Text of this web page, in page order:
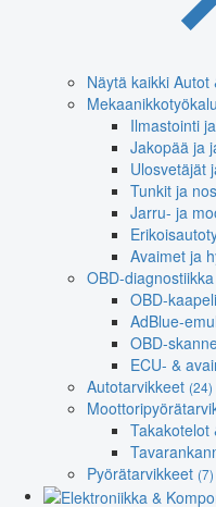
Näytä kaikki Autot
Ilmastointi
Jakopää ja
Ulosvetäjät
Tunkit ja
Jarru- ja
Avaimet ja
OBD-
OBD-
AdBlue-
OBD-
ECU- &
Autotarvikkeet (24)
Takakotelot
Pyörätarvikkeet (7)